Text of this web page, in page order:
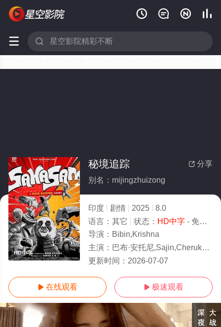
   
 
HD中字
 分享
秘境追踪
别名：mijingzhuizong
印度 剧情 2025
8.0
语言： 其它 状态： HD中字- 免费在线观看
导演： Bibin,Krishna
主演： 巴布·安托尼,Sajin,Cherukayil
更新时间： 2026-07-07
 在线观看  极速观看